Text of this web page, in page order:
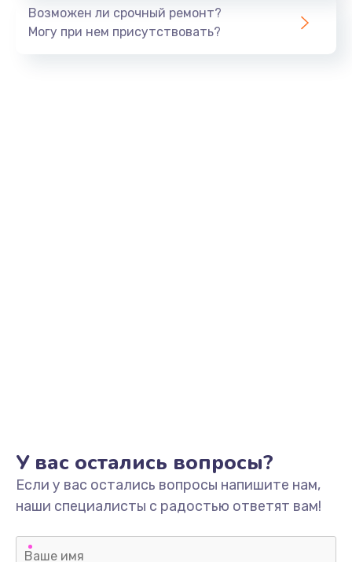
Возможен ли срочный ремонт?
Могу при нем присутствовать?
У вас остались вопросы?
Если у вас остались вопросы напишите нам,
наши специалисты с радостью ответят вам!